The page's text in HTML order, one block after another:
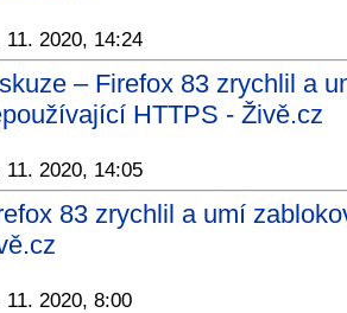
11. 2020, 14:24
– Firefox 83 zrychlil a
HTTPS - Živě.cz
11. 2020, 14:05
83 zrychlil a umí
11. 2020, 8:00